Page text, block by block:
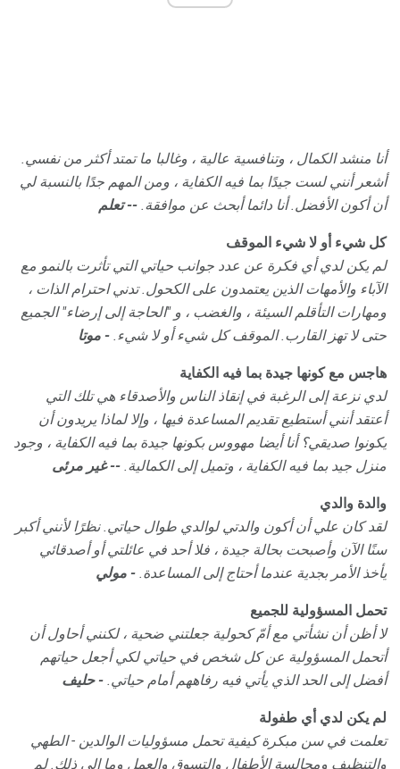
أنا منشد الكمال ، وتنافسية عالية ، وغالبا ما تمتد أكثر من نفسي.
أشعر أنني لست جيدًا بما فيه الكفاية ، ومن المهم جدًا بالنسبة لي
أن أكون الأفضل. أنا دائما أبحث عن موافقة. -- تعلم
كل شيء أو لا شيء الموقف
لم يكن لدي أي فكرة عن عدد جوانب حياتي التي تأثرت بالنمو مع
الآباء والأمهات الذين يعتمدون على الكحول. تدني احترام الذات ،
ومهارات التأقلم السيئة ، والغضب ، و "الحاجة إلى إرضاء" الجميع
حتى لا تهز القارب. الموقف كل شيء أو لا شيء. - موتا
هاجس مع كونها جيدة بما فيه الكفاية
لدي نزعة إلى الرغبة في إنقاذ الناس والأصدقاء هي تلك التي
أعتقد أنني أستطيع تقديم المساعدة فيها ، وإلا لماذا يريدون أن
يكونوا صديقي؟ أنا أيضا مهووس بكونها جيدة بما فيه الكفاية ، وجود
منزل جيد بما فيه الكفاية ، وتميل إلى الكمالية. -- غير مرئى
والدة والدي
لقد كان علي أن أكون والدتي لوالدي طوال حياتي. نظرًا لأنني أكبر
سنًا الآن وأصبحت بحالة جيدة ، فلا أحد في عائلتي أو أصدقائي
يأخذ الأمر بجدية عندما أحتاج إلى المساعدة. - مولي
تحمل المسؤولية للجميع
لا أظن أن نشأتي مع أمّ كحولية جعلتني ضحية ، لكنني أحاول أن
أتحمل المسؤولية عن كل شخص في حياتي لكي أجعل حياتهم
أفضل إلى الحد الذي يأتي فيه رفاههم أمام حياتي. - حليف
لم يكن لدي أي طفولة
تعلمت في سن مبكرة كيفية تحمل مسؤوليات الوالدين - الطهي
والتنظيف ومجالسة الأطفال والتسوق والعمل وما إلى ذلك. لم